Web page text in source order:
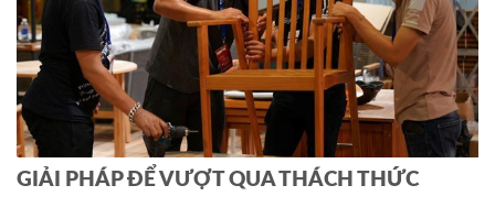
GIẢI PHÁP ĐỂ VƯỢT QUA THÁCH THỨC